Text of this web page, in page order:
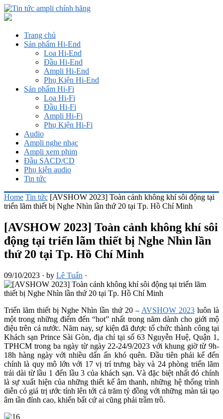
Trang chủ
Sản phẩm Hi-End
Loa Hi-End
Đầu Hi-End
Ampli Hi-End
Phụ Kiện Hi-End
Sản phẩm Hi-Fi
Loa Hi-Fi
Đầu Hi-Fi
Ampli Hi-Fi
Phụ Kiện Hi-Fi
Audio
Ampli nghe nhạc
Ampli xem phim
Đầu SACD/CD
Phụ kiện audio
Tin tức
Home Tin tức [AVSHOW 2023] Toàn cảnh không khí sôi động tại
triển lãm thiết bị Nghe Nhìn lần thứ 20 tại Tp. Hồ Chí Minh
[AVSHOW 2023] Toàn cảnh không khí sôi
động tại triển lãm thiết bị Nghe Nhìn lần
thứ 20 tại Tp. Hồ Chí Minh
09/10/2023 · by Lê Tuấn ·
Triển lãm thiết bị Nghe Nhìn lần thứ 20 – AVSHOW 2023luôn là
một trong những điểm đến “hot” nhất trong năm dành cho giới mộ
điệu trên cả nước. Năm nay, sự kiện đã được tổ chức thành công tại
Khách sạn Prince Sài Gòn, địa chỉ tại số 63 Nguyễn Huệ, Quận 1,
TPHCM trong ba ngày từ ngày 22-24/9/2023 với khung giờ từ 9h-
18h hàng ngày với nhiều dấn ấn khó quên. Đầu tiên phải kể đến
chính là quy mô lớn với 17 vị trí trưng bày và 24 phòng triển lãm
trải dài từ lầu 1 đến lầu 3 của khách sạn. Và đặc biệt nhất đó chính
là sự xuất hiện của những thiết kế âm thanh, những hệ thống trình
diễn có giá trị ước tính lên tới cả trăm tỷ đồng với những màn tái tạo
âm tần đỉnh cao, khiến bất cứ ai cũng phải trầm trồ.